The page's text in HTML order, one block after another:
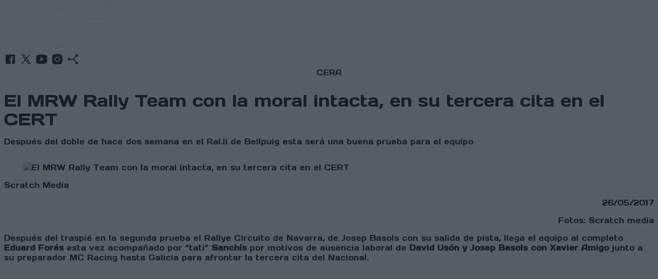
CERA
El MRW Rally Team con la moral intacta, en su tercera cita en el
CERT
Después del doble de hace dos semana en el Ral.li de Bellpuig esta será una buena prueba para el equipo
Scratch Media
26/05/2017
Fotos: Scratch media
Después del traspié en la segunda prueba el Rallye Circuito de Navarra, de Josep Basols con su salida de pista, llega el equipo al completo
Eduard Forés esta vez acompañado por “tati” Sanchís por motivos de ausencia laboral de David Usón y Josep Basols con Xavier Amigo junto a
su preparador MC Racing hasta Galicia para afrontar la tercera cita del Nacional.